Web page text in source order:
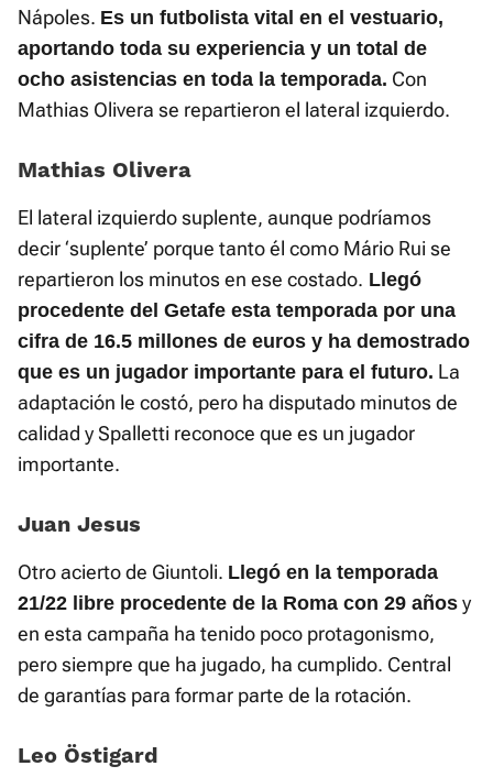
Nápoles. Es un futbolista vital en el vestuario,
aportando toda su experiencia y un total de
ocho asistencias en toda la temporada. Con
Mathias Olivera se repartieron el lateral izquierdo.
Mathias Olivera
El lateral izquierdo suplente, aunque podríamos
decir ‘suplente’ porque tanto él como Mário Rui se
repartieron los minutos en ese costado. Llegó
procedente del Getafe esta temporada por una
cifra de 16.5 millones de euros y ha demostrado
que es un jugador importante para el futuro. La
adaptación le costó, pero ha disputado minutos de
calidad y Spalletti reconoce que es un jugador
importante.
Juan Jesus
Otro acierto de Giuntoli. Llegó en la temporada
21/22 libre procedente de la Roma con 29 años y
en esta campaña ha tenido poco protagonismo,
pero siempre que ha jugado, ha cumplido. Central
de garantías para formar parte de la rotación.
Leo Östigard